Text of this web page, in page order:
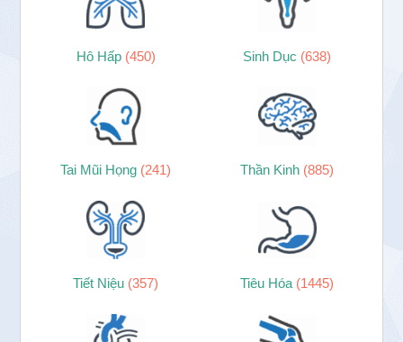
Hô Hấp (450) Sinh Dục (638)
Tai Mũi Họng (241) Thần Kinh (885)
Tiết Niệu (357) Tiêu Hóa (1445)